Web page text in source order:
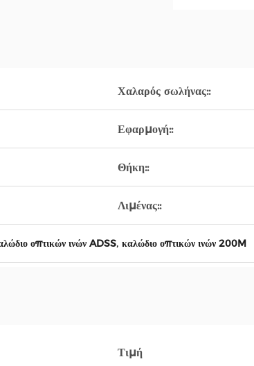
Χαλαρός σωλήνας::
Εφαρμογή::
Θήκη::
Λιμένας::
οπτικών ινών ADSS, καλώδιο οπτικών ινών 200M
Τιμή